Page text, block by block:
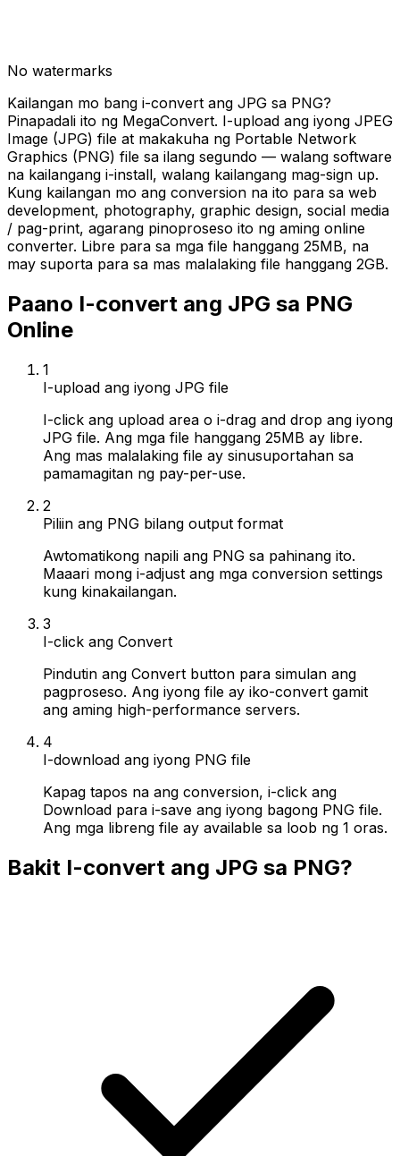
No watermarks
Kailangan mo bang i-convert ang JPG sa PNG?
Pinapadali ito ng MegaConvert. I-upload ang iyong JPEG
Image (JPG) file at makakuha ng Portable Network
Graphics (PNG) file sa ilang segundo — walang software
na kailangang i-install, walang kailangang mag-sign up.
Kung kailangan mo ang conversion na ito para sa web
development, photography, graphic design, social media
/ pag-print, agarang pinoproseso ito ng aming online
converter. Libre para sa mga file hanggang 25MB, na
may suporta para sa mas malalaking file hanggang 2GB.
Paano I-convert ang JPG sa PNG
Online
1
I-upload ang iyong JPG file
I-click ang upload area o i-drag and drop ang iyong
JPG file. Ang mga file hanggang 25MB ay libre.
Ang mas malalaking file ay sinusuportahan sa
pamamagitan ng pay-per-use.
2
Piliin ang PNG bilang output format
Awtomatikong napili ang PNG sa pahinang ito.
Maaari mong i-adjust ang mga conversion settings
kung kinakailangan.
3
I-click ang Convert
Pindutin ang Convert button para simulan ang
pagproseso. Ang iyong file ay iko-convert gamit
ang aming high-performance servers.
4
I-download ang iyong PNG file
Kapag tapos na ang conversion, i-click ang
Download para i-save ang iyong bagong PNG file.
Ang mga libreng file ay available sa loob ng 1 oras.
Bakit I-convert ang JPG sa PNG?